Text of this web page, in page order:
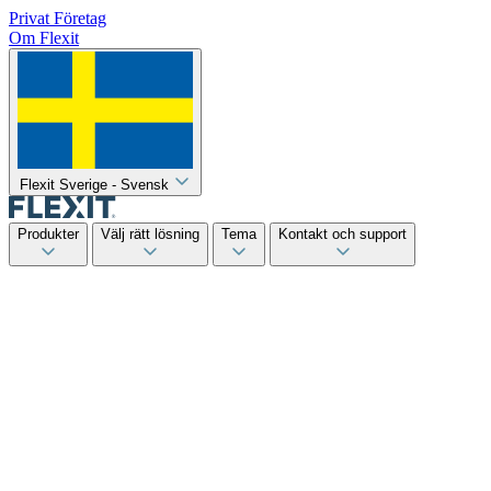
Privat Företag
Om Flexit
Flexit Sverige - Svensk
Produkter Välj rätt lösning Tema Kontakt och support